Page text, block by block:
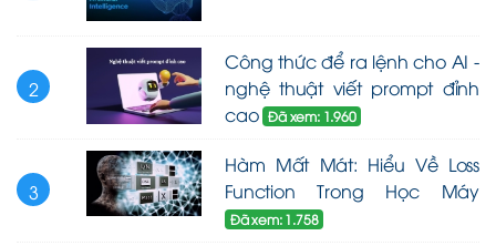
2
Công thức để ra lệnh cho AI -
nghệ thuật viết prompt đỉnh
cao Đã xem: 1.960
3
Hàm Mất Mát: Hiểu Về Loss
Function Trong Học Máy
Đã xem: 1.758